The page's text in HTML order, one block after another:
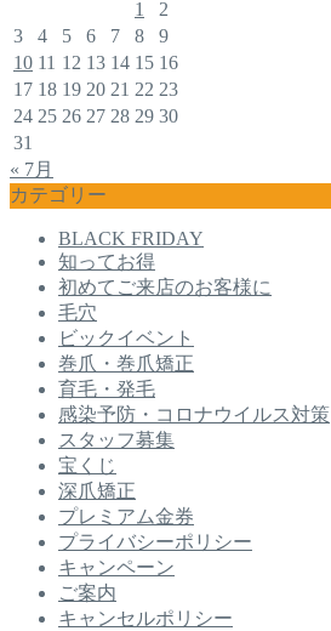
1
2
3
4 5 6 7 8
9
10 11 12 13 14 15 16
17 18 19 20 21 22 23
24 25 26 27 28 29 30
31
« 7月
カテゴリー
BLACK FRIDAY
知ってお得
初めてご来店のお客様に
毛穴
ビックイベント
巻爪・巻爪矯正
育毛・発毛
感染予防・コロナウイルス対策
スタッフ募集
宝くじ
深爪矯正
プレミアム金券
プライバシーポリシー
キャンペーン
ご案内
キャンセルポリシー